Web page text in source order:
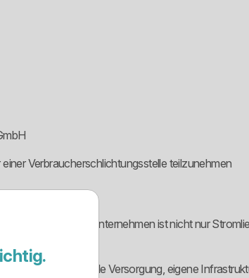
Verbraucherschlichtungsstelle teilzunehmen
Das Unternehmen ist nicht nur
verbindet lokale Versorgung, eigene